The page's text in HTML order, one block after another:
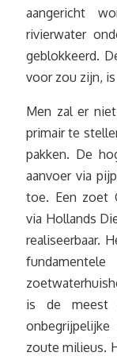
aangericht
rivierwater
geblokkeerd.
voor zou zijn,
Men zal er
primair te
pakken. De
aanvoer via
toe. Een zoet
via Hollands
realiseerbaar.
is de meest
zoute milieus.